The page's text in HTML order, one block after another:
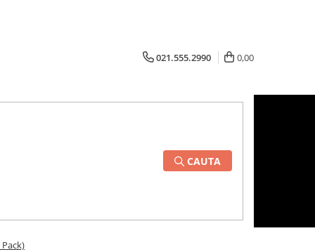
021.555.2990 0,00
CAUTA